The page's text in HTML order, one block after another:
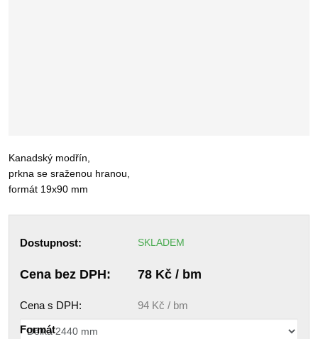
Kanadský modřín,
prkna se sraženou hranou,
formát 19x90 mm
Formát
Dostupnost: SKLADEM
78 Kč / bm
Cena bez DPH:
94 Kč / bm
Cena s DPH: